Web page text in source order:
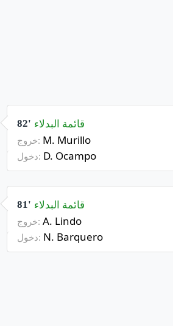
82' قائمة البدلاء
خروج: M. Murillo
دخول: D. Ocampo
81' قائمة البدلاء
خروج: A. Lindo
دخول: N. Barquero